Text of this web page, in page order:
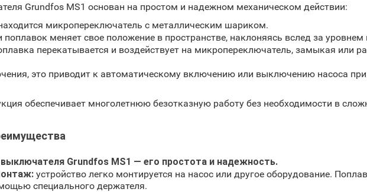
Grundfos MS1 основан на простом и надежном механическом действии:
микропереключатель с металлическим шариком.
меняет свое положение в пространстве, наклоняясь вслед за уровнем
перекатывается и воздействует на микропереключатель, замыкая или
это приводит к автоматическому включению или выключению насоса
обеспечивает многолетнюю безотказную работу без необходимости в
Grundfos MS1 — его простота и надежность.
устройство легко монтируется на насос или другое оборудование.
специального держателя.